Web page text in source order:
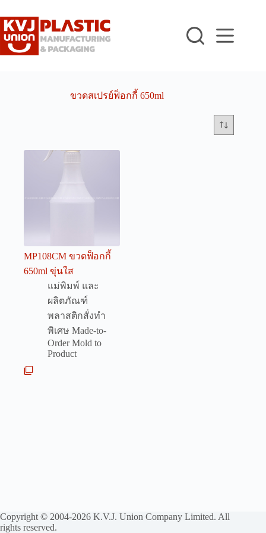
to
content
ขวดสเปรย์ฟ็อกกี้ 650ml
MP108CM ขวดฟ็อกกี้
650ml ขุ่นใส
แม่พิมพ์ และ
ผลิตภัณฑ์
พลาสติกสั่งทำ
พิเศษ Made-to-
Order Mold to
Product
Copyright © 2004-2026 K.V.J. Union Company Limited. All
rights reserved.